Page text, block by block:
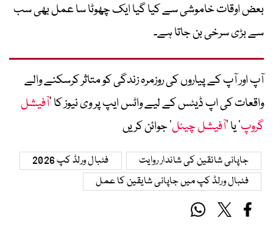
بعض اوقات خاموشی سے کیا گیا ایک چھوٹا سا عمل بھی سب
سے بڑی سرخی بن جاتا ہے۔
آپ اور آپ کے پیاروں کی روزمرہ زندگی کو متاثر کرسکنے والے
واقعات کی اپ ڈیٹس کے لیے واٹس ایپ پر وی نیوز کا ’آفیشل
گروپ‘ یا ’آفیشل چینل‘ جوائن کریں
جاپانی شائقین کی شاندار روایت
فٹبال ورلڈ کپ 2026
فٹبال ورلڈ کپ میں جاپانی شایقین کا عمل